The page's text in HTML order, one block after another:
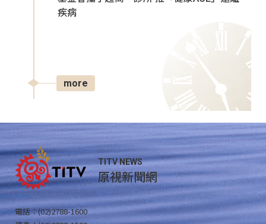
疾病
more
TITV NEWS
原視新聞網
電話：(02)2788-1600